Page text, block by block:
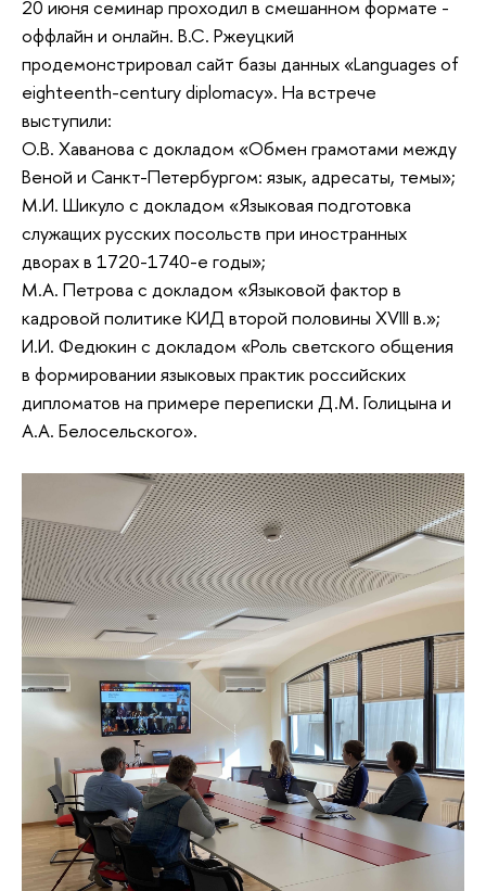
20 июня семинар проходил в смешанном формате -
оффлайн и онлайн. В.С. Ржеуцкий
продемонстрировал сайт базы данных «Languages of
eighteenth-century diplomacy». На встрече
выступили:
О.В. Хаванова с докладом «Обмен грамотами между
Веной и Санкт-Петербургом: язык, адресаты, темы»;
М.И. Шикуло с докладом «Языковая подготовка
служащих русских посольств при иностранных
дворах в 1720-1740-е годы»;
М.А. Петрова с докладом «Языковой фактор в
кадровой политике КИД второй половины XVIII в.»;
И.И. Федюкин с докладом «Роль светского общения
в формировании языковых практик российских
дипломатов на примере переписки Д.М. Голицына и
А.А. Белосельского».